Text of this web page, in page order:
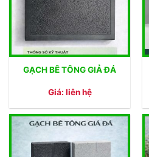
GẠCH BÊ TÔNG GIẢ ĐÁ
Giá: liên hệ